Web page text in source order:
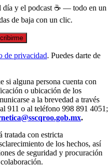
día y el podcast ☕ — todo en un
de baja con un clic.
de privacidad. Puedes darte de
si alguna persona cuenta con
o ubicación de los
a la brevedad a través
911 o al teléfono 998 891 4051;
.
con estricta
de los hechos, así
de seguridad y procuración